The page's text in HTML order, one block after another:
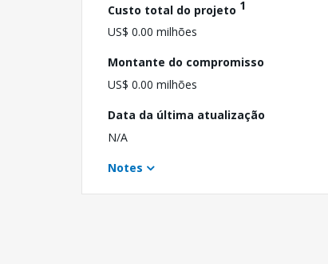
Custo total do projeto 1
US$ 0.00 milhões
Montante do compromisso
US$ 0.00 milhões
Data da última atualização
N/A
Notes